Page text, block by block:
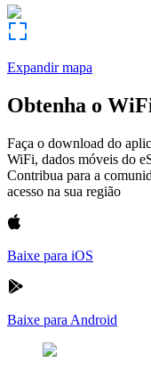
Expandir mapa
Obtenha o
Faça o download do
WiFi, dados móveis do
Contribua para a
acesso na sua região
Baixe para iOS
Baixe para Android